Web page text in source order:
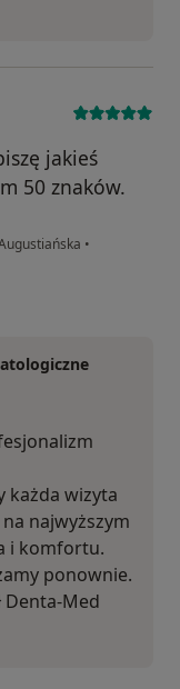
jakieś
50 znaków.
•
każda wizyta
najwyższym
i komfortu.
ponownie.
Denta-Med